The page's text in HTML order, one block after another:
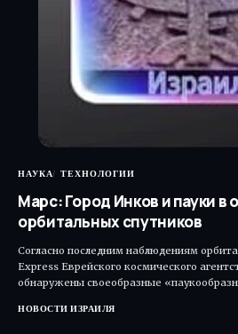
НАУКА ТЕХНОЛОГИИ
Марс: Город Инков и пауки в
орбитальных спутников
Согласно последним наблюдениям
Express Еврейского космического
обнаружены своеобразные
НОВОСТИ ИЗРАИЛЯ